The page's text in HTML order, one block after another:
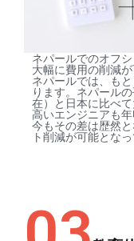
ネパールでのオフ
大幅に費用の削減が
ネパールでは、も
ります。ネパール
在）と日本に比べ
高いエンジニアも
今もその差は歴然
ト削減が可能となっ